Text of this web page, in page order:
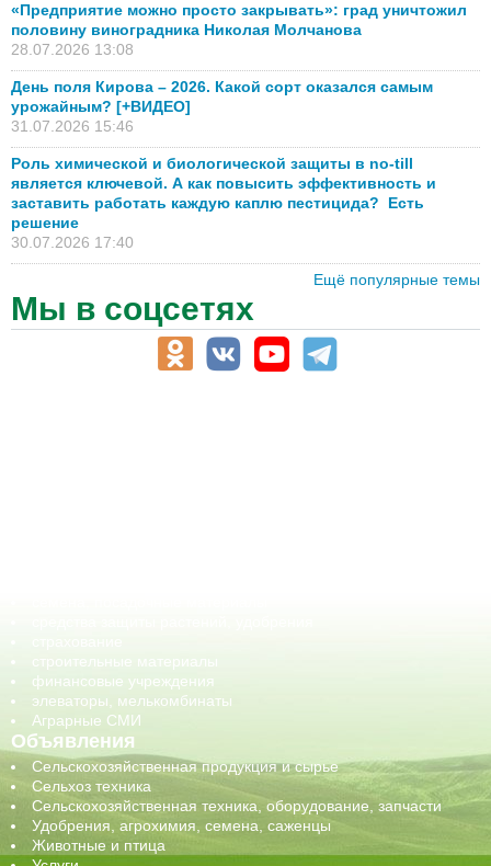
«Предприятие можно просто закрывать»: град уничтожил
половину виноградника Николая Молчанова
28.07.2026 13:08
День поля Кирова – 2026. Какой сорт оказался самым
урожайным? [+ВИДЕО]
31.07.2026 15:46
Роль химической и биологической защиты в no-till
является ключевой. А как повысить эффективность и
заставить работать каждую каплю пестицида? Есть
решение
30.07.2026 17:40
Ещё популярные темы
Мы в соцсетях
строительные материалы
финансовые учреждения
элеваторы, мелькомбинаты
Аграрные СМИ
Объявления
Сельскохозяйственная продукция и сырье
Сельхоз техника
Сельскохозяйственная техника, оборудование, запчасти
Удобрения, агрохимия, семена, саженцы
Животные и птица